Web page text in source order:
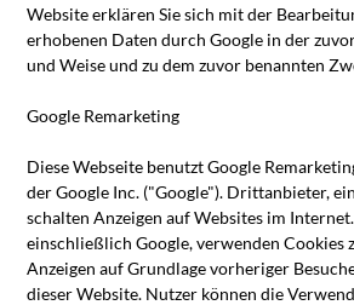
Website erklären Sie sich mit der
erhobenen Daten durch Google in der
und Weise und zu dem zuvor benannten
Google Remarketing
Diese Webseite benutzt Google
der Google Inc. ("Google"). Drittanbieter,
schalten Anzeigen auf Websites im
einschließlich Google, verwenden Cookies
Anzeigen auf Grundlage vorheriger
dieser Website. Nutzer können die